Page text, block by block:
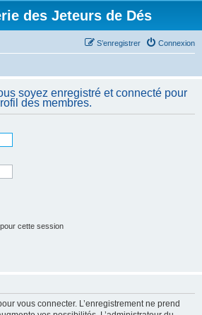
des Jeteurs de Dés
Connexion
S’enregistrer
soyez enregistré et connecté pour
des membres.
cette session
vous connecter. L’enregistrement ne prend